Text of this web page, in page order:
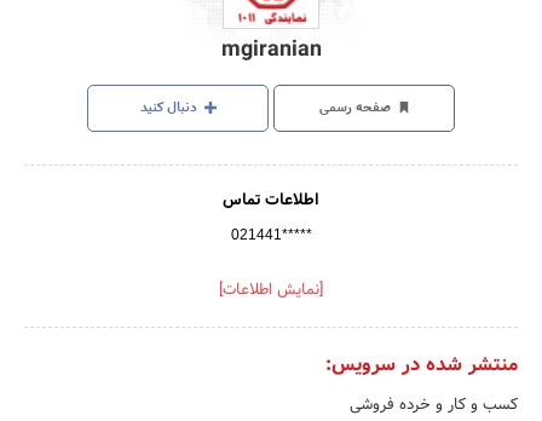
mgiranian
صفحه رسمی دنبال کنید
اطلاعات تماس
021441*****
[نمایش اطلاعات]
منتشر شده در سرویس:
کسب و کار و خرده فروشی